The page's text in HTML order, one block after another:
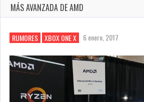
MÁS AVANZADA DE AMD
RUMORES XBOX ONE X 6 enero, 2017